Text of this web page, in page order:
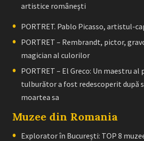
artistice româneşti
PORTRET. Pablo Picasso, artistul-
PORTRET – Rembrandt, pictor,
magician al culorilor
PORTRET – El Greco: Un maestru
tulburător a fost redescoperit după
moartea sa
Muzee din Romania
Explorator în București: TOP 8